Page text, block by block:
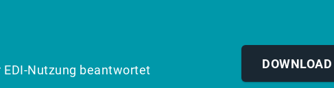
Nutzung beantwortet DOWNLOAD